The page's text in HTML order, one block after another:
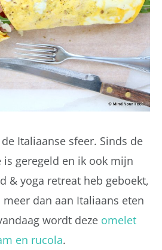
Italiaanse sfeer. Sinds de
geregeld en ik ook mijn
& yoga retreat heb geboekt,
dan aan Italiaans eten
wordt deze omelet
en rucola.